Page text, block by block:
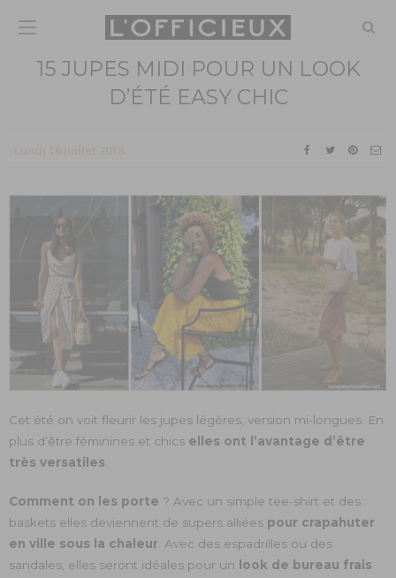
15 JUPES MIDI POUR UN LOOK
D’ÉTÉ EASY CHIC
Cet été on voit fleurir les jupes légères, version mi-longues. En
plus d’être féminines et chics elles ont l’avantage d’être
très versatiles.
Comment on les porte ? Avec un simple tee-shirt et des
baskets elles deviennent de supers alliées pour crapahuter
en ville sous la chaleur. Avec des espadrilles ou des
sandales, elles seront idéales pour un
look de bureau frais